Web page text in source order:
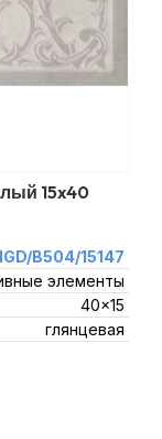
15x40
B504/15147
элементы
40x15
глянцевая